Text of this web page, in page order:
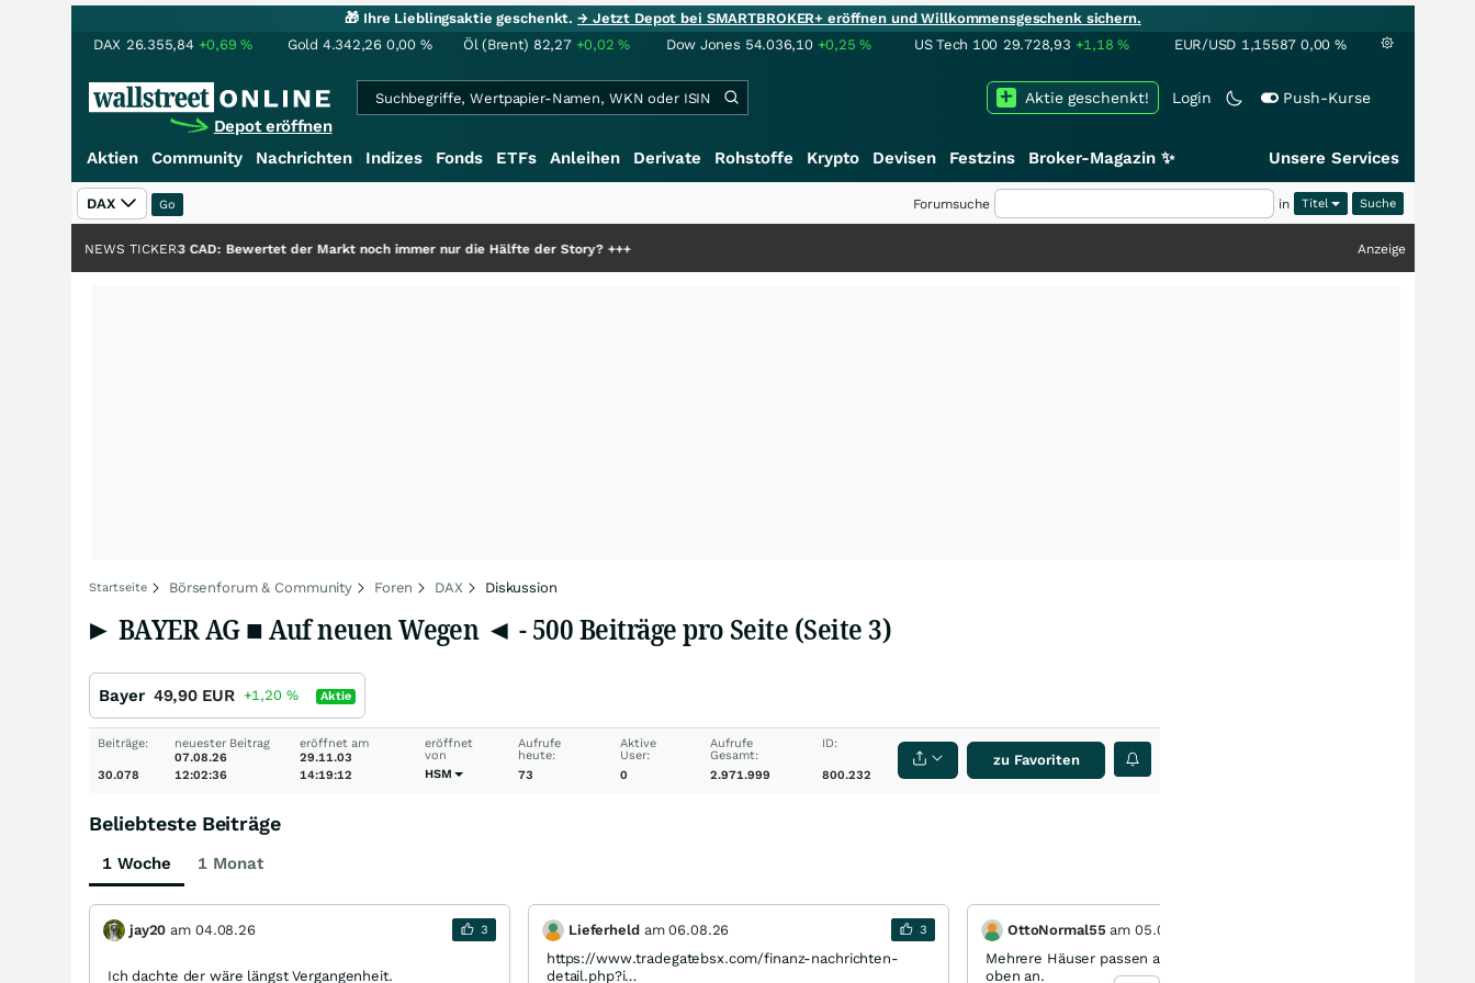
🎁 Ihre Lieblingsaktie geschenkt.→ Jetzt Depot bei SMARTBROKER+ eröffnen und Willkommensgeschenk sichern.
DAX 26.355,84 +0,69% Gold 4.342,26 0,00 % Öl (Brent) 82,27 +0,02% Dow Jones 54.036,10 +0,25% US Tech 100 29.728,93 +1,18% EUR/USD 1,15587 0,00 %
Depot eröffnen
Login Push-Kurse
Aktie geschenkt!
Aktien Community Nachrichten Indizes Fonds ETFs Anleihen Derivate Rohstoffe Krypto Devisen Festzins Broker-Magazin ✨ Unsere Services
DAX Forumsuche in Titel
bei 0,53 CAD: Bewertet der Markt noch immer nur die Hälfte der Story? +++ Anzeige
NEWS TICKER
Startseite Börsenforum & Community Foren DAX Diskussion
► BAYER AG ■ Auf neuen Wegen ◄ - 500 Beiträge pro Seite (Seite 3)
Bayer 49,90 EUR +1,20 % Aktie
Beiträge:
30.078
neuester Beitrag
07.08.26
12:02:36
eröffnet am
29.11.03
14:19:12
eröffnet
von
HSM
Aufrufe
heute:
73
Aktive
User:
0
Aufrufe
Gesamt:
2.971.999
ID:
800.232
zu Favoriten
Beliebteste Beiträge
1 Woche 1 Monat
jay20 am 04.08.26 3
Ich dachte der wäre längst Vergangenheit.
Lieferheld am06.08.26 3
https://www.tradegatebsx.com/finanz-nachrichten-
detail.php?i…
OttoNormal55 am05.08.26
Mehrere Häuser passen aktuell ihre Kursziele nach
oben an.